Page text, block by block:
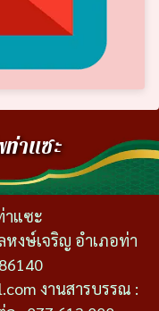
าแซะ
าแซะ
งษ์เจริญ อำเภอท่า
งานสารบรรณ :